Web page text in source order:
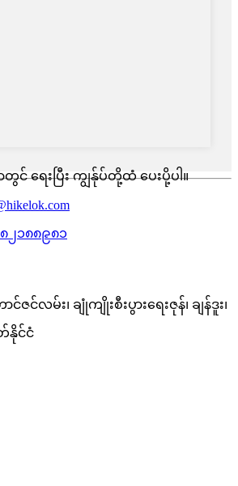
ရေးပြီး ကျွန်ုပ်တို့ထံ ပေးပို့ပါ။
၂၁၈၈၉၈၁
င်လမ်း၊ ချုံကျိုးစီးပွားရေးဇုန်၊ ချန်ဒူး၊
နိုင်ငံ